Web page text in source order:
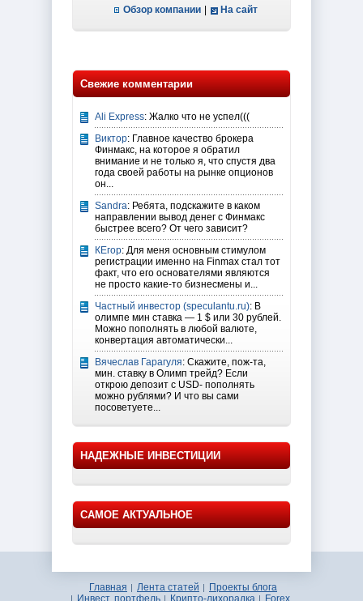
Обзор компании На сайт
Свежие комментарии
Ali Express: Жалко что не успел(((
Виктор: Главное качество брокера
Финмакс, на которое я обратил
внимание и не только я, что спустя два
года своей работы на рынке опционов
он...
Sandra: Ребята, подскажите в каком
направлении вывод денег с Финмакс
быстрее всего? От чего зависит?
КЕгор: Для меня основным стимулом
регистрации именно на Finmax стал тот
факт, что его основателями являются
не просто какие-то бизнесмены и...
Частный инвестор (speculantu.ru): В
олимпе мин ставка — 1 $ или 30 рублей.
Можно пополнять в любой валюте,
конвертация автоматически...
Вячеслав Гарагуля: Скажите, пож-та,
мин. ставку в Олимп трейд? Если
открою депозит с USD- пополнять
можно рублями? И что вы сами
посоветуете...
НАДЕЖНЫЕ ИНВЕСТИЦИИ
САМОЕ АКТУАЛЬНОЕ
Главная Лента статей
Проекты блога
Инвест. портфель
Крипто-лихорадка Forex